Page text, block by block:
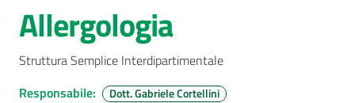
Menu selezionato
Luoghi
Salta al contenuto
Allergologia
Struttura Semplice Interdipartimentale
Responsabile: Dott. Gabriele Cortellini